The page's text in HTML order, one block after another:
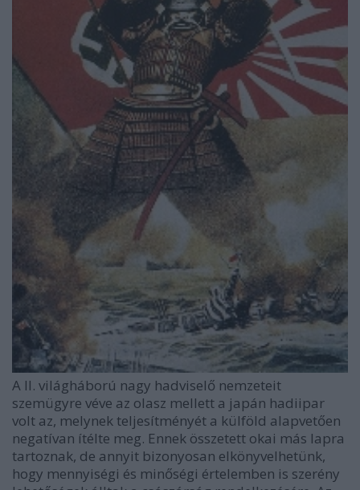
A II. világháború nagy hadviselő nemzeteit
szemügyre véve az olasz mellett a japán hadiipar
volt az, melynek teljesítményét a külföld alapvetően
negatívan ítélte meg. Ennek összetett okai más lapra
tartoznak, de annyit bizonyosan elkönyvelhetünk,
hogy mennyiségi és minőségi értelemben is szerény